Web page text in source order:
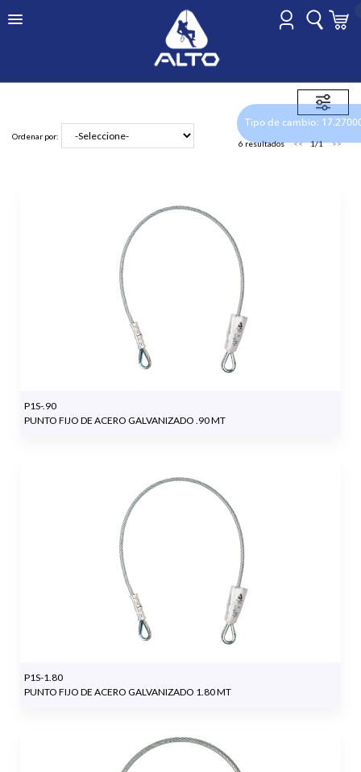
Tipo de cambio:
WELDER
Ordenar por:
6 resultados 1/1
P1S-.90
PUNTO FIJO DE ACERO GALVANIZADO .90 MT
P1S-1.80
PUNTO FIJO DE ACERO GALVANIZADO 1.80 MT